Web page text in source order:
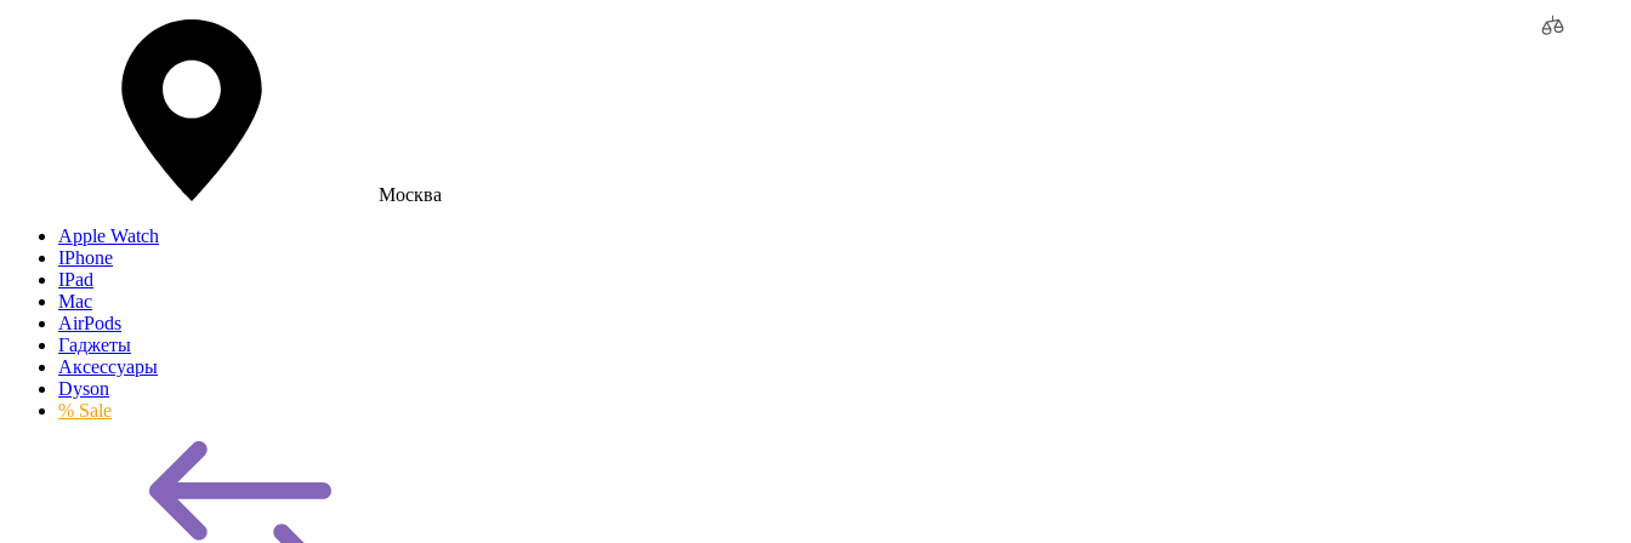
Москва
Apple Watch
IPhone
IPad
Mac
AirPods
Гаджеты
Аксессуары
Dyson
% Sale